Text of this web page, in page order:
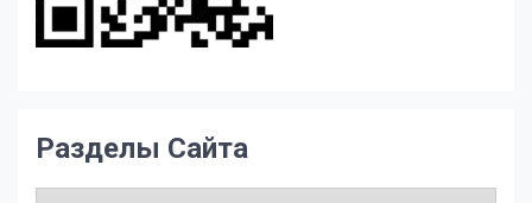
Разделы Сайта